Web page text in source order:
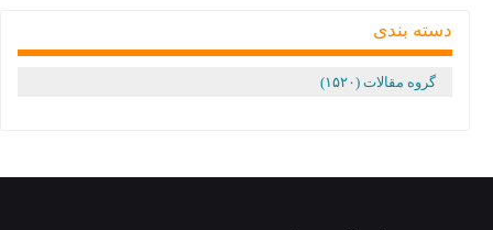
دسته بندی
گروه مقالات (۱۵۲۰)